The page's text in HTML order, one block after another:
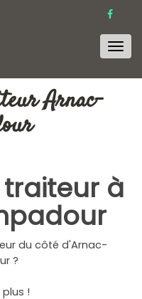
Menu
Arnac-
à
du côté d'Arnac-
?
!